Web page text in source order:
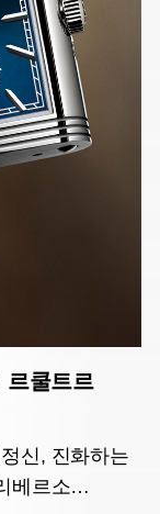
르쿨트르
신, 진화하는
베르소